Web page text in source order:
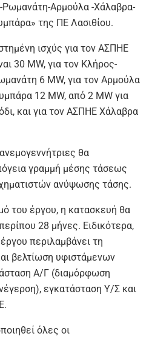
Αρμούλα -Χάλαβρα-
της ΠΕ Λασιθίου.
ισχύς για τον ΑΣΠΗΕ
30 MW, για τον Κλήρος-
6 MW, για τον Αρμούλα
12 MW, από 2 MW για
και για τον ΑΣΠΗΕ Χάλαβρα
θα
γραμμή μέσης τάσεως
ανύψωσης τάσης.
του έργου, η κατασκευή θα
28 μήνες. Ειδικότερα,
περιλαμβάνει τη
βελτίωση υφιστάμενων
Α/Γ (διαμόρφωση
εγκατάσταση Υ/Σ και
όλες οι